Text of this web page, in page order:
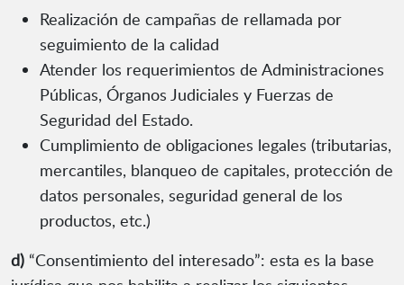
Realización de campañas de rellamada por
seguimiento de la calidad
Atender los requerimientos de Administraciones
Públicas, Órganos Judiciales y Fuerzas de
Seguridad del Estado.
Cumplimiento de obligaciones legales (tributarias,
mercantiles, blanqueo de capitales, protección de
datos personales, seguridad general de los
productos, etc.)
d) “Consentimiento del interesado”: esta es la base